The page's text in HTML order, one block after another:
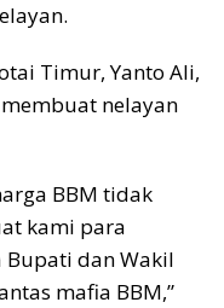
Timur, Yanto Ali,
nelayan
BBM tidak
kami para
Bupati dan Wakil
mafia BBM,”